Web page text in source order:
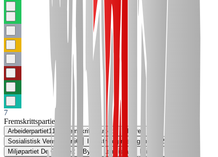
7
Fremskrittspartiet
Arbeiderpartiet11 Fremskrittspartiet Høyre
Sosialistisk Venstreparti6 Industri- og næringspartiet
2
Miljøpartiet De Grønne 2 By- og Landlista Kristelig Folkeparti